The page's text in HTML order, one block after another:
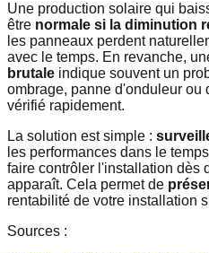
Une production solaire qui
être normale si la diminution
les panneaux perdent
avec le temps. En revanche,
brutale indique souvent un
ombrage, panne d'onduleur ou
vérifié rapidement.
La solution est simple :
les performances dans le
faire contrôler l'installation dès
apparaît. Cela permet de
rentabilité de votre installation
Sources :